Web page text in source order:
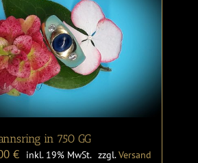
in 750 GG
€ inkl. 19% MwSt. zzgl.Versand